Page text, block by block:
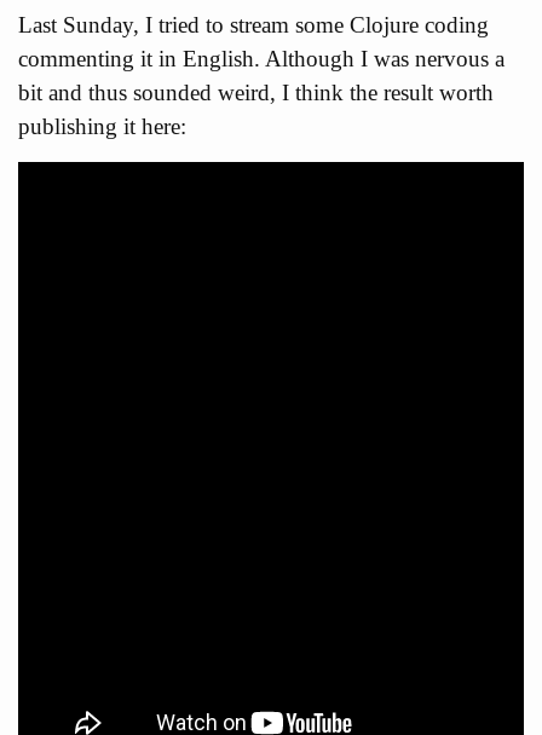
Last Sunday, I tried to stream some Clojure coding
commenting it in English. Although I was nervous a
bit and thus sounded weird, I think the result worth
publishing it here: